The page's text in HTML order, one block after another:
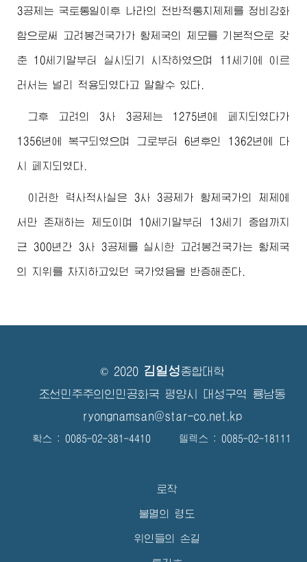
3공제는 국토통일이후 나라의 전반적통치제제를 정비강화
함으로써 고려봉건국가가 황제국의 체모를 기본적으로 갖
춘 10세기말부터 실시되기 시작하였으며 11세기에 이르
러서는 널리 적용되였다고 말할수 있다.
그후 고려의 3사 3공제는 1275년에 페지되였다가
1356년에 복구되였으며 그로부터 6년후인 1362년에 다
시 페지되였다.
이러한 력사적사실은 3사 3공제가 황제국가의 체제에
서만 존재하는 제도이며 10세기말부터 13세기 중엽까지
근 300년간 3사 3공제를 실시한 고려봉건국가는 황제국
의 지위를 차지하고있던 국가였음을 반증해준다.
© 2020 김일성종합대학
조선민주주의인민공화국 평양시 대성구역 룡남동
ryongnamsan@star-co.net.kp
확스 : 0085-02-381-4410 텔렉스 : 0085-02-18111
로작
불멸의 령도
위인들의 손길